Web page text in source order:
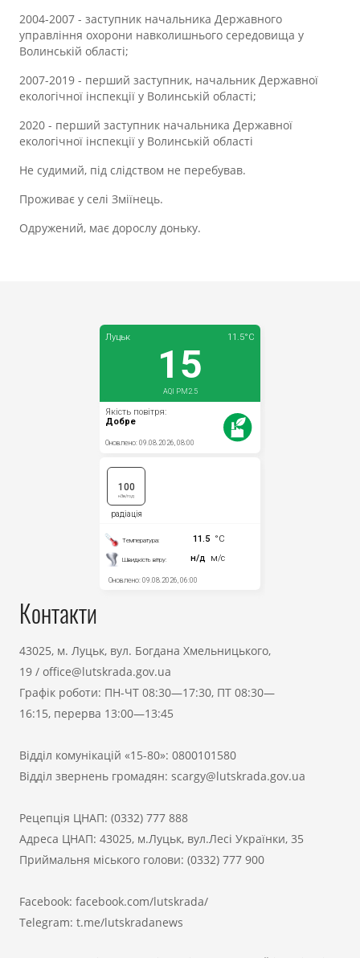
2004-2007 - заступник начальника Державного
управління охорони навколишнього середовища у
Волинській області;
2007-2019 - перший заступник, начальник Державної
екологічної інспекції у Волинській області;
2020 - перший заступник начальника Державної
екологічної інспекції у Волинській області
Не судимий, під слідством не перебував.
Проживає у селі Зміїнець.
Одружений, має дорослу доньку.
Контакти
43025, м. Луцьк, вул. Богдана Хмельницького,
19 / office@lutskrada.gov.ua
Графік роботи: ПН-ЧТ 08:30—17:30, ПТ 08:30—
16:15, перерва 13:00—13:45
Відділ комунікацій «15-80»: 0800101580
Відділ звернень громадян: scargy@lutskrada.gov.ua
Рецепція ЦНАП: (0332) 777 888
Адреса ЦНАП: 43025, м.Луцьк, вул.Лесі Українки, 35
Приймальня міського голови: (0332) 777 900
Facebook: facebook.com/lutskrada/
Telegram: t.me/lutskradanews